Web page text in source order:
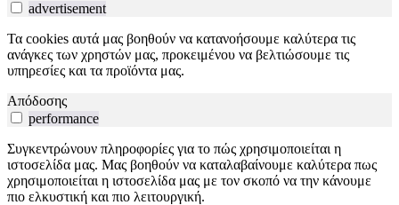
advertisement
Τα cookies αυτά μας βοηθούν να κατανοήσουμε καλύτερα τις
ανάγκες των χρηστών μας, προκειμένου να βελτιώσουμε τις
υπηρεσίες και τα προϊόντα μας.
Απόδοσης
performance
Συγκεντρώνουν πληροφορίες για το πώς χρησιμοποιείται η
ιστοσελίδα μας. Μας βοηθούν να καταλαβαίνουμε καλύτερα πως
χρησιμοποιείται η ιστοσελίδα μας με τον σκοπό να την κάνουμε
πιο ελκυστική και πιο λειτουργική.